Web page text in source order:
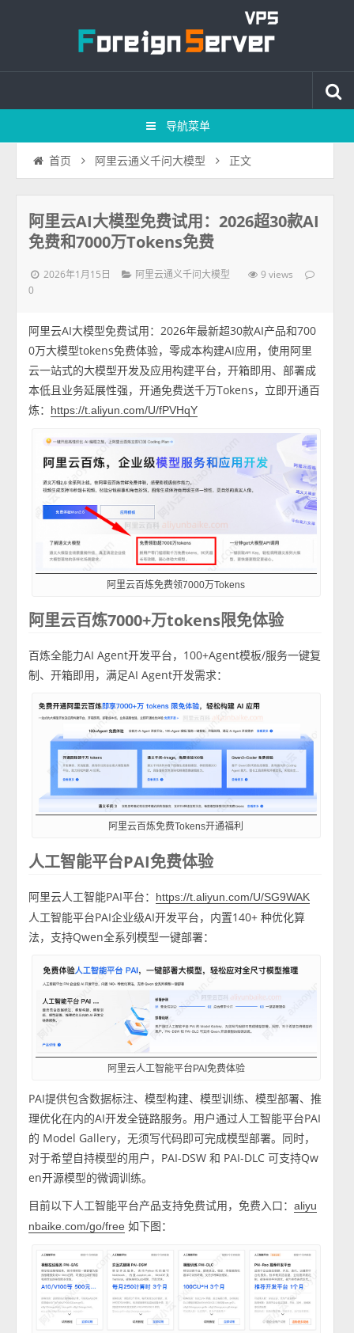
导航菜单
首页 阿里云通义千问大模型 正文
阿里云AI大模型免费试用：2026超30款AI
免费和7000万Tokens免费
2026年1月15日 阿里云通义千问大模型 9 views
0
阿里云AI大模型免费试用：2026年最新超30款AI产品和700
0万大模型tokens免费体验，零成本构建AI应用，使用阿里
云一站式的大模型开发及应用构建平台，开箱即用、部署成
本低且业务延展性强，开通免费送千万Tokens，立即开通百
炼：
https://t.aliyun.com/U/fPVHqY
阿里云百炼免费领7000万Tokens
阿里云百炼7000+万tokens限免体验
百炼全能力AI Agent开发平台，100+Agent模板/服务一键复
制、开箱即用，满足AI Agent开发需求：
阿里云百炼免费Tokens开通福利
人工智能平台PAI免费体验
阿里云人工智能PAI平台： https://t.aliyun.com/U/SG9WAK
人工智能平台PAI企业级AI开发平台，内置140+ 种优化算
法，支持Qwen全系列模型一键部署：
阿里云人工智能平台PAI免费体验
PAI提供包含数据标注、模型构建、模型训练、模型部署、推
理优化在内的AI开发全链路服务。用户通过人工智能平台PAI
的 Model Gallery，无须写代码即可完成模型部署。同时，
对于希望自持模型的用户，PAI-DSW 和 PAI-DLC 可支持Qw
en开源模型的微调训练。
目前以下人工智能平台产品支持免费试用，免费入口：aliyu
nbaike.com/go/free 如下图：